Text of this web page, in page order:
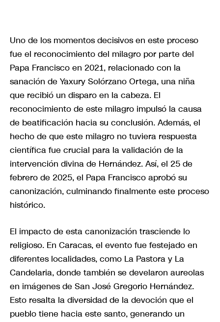
Uno de los momentos decisivos en este proceso
fue el reconocimiento del milagro por parte del
Papa Francisco en 2021, relacionado con la
sanación de Yaxury Solórzano Ortega, una niña
que recibió un disparo en la cabeza. El
reconocimiento de este milagro impulsó la causa
de beatificación hacia su conclusión. Además, el
hecho de que este milagro no tuviera respuesta
científica fue crucial para la validación de la
intervención divina de Hernández. Así, el 25 de
febrero de 2025, el Papa Francisco aprobó su
canonización, culminando finalmente este proceso
histórico.
El impacto de esta canonización trasciende lo
religioso. En Caracas, el evento fue festejado en
diferentes localidades, como La Pastora y La
Candelaria, donde también se develaron aureolas
en imágenes de San José Gregorio Hernández.
Esto resalta la diversidad de la devoción que el
pueblo tiene hacia este santo, generando un